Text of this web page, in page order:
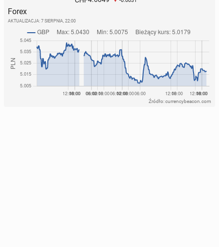
Forex
AKTUALIZACJA: 7 SIERPNIA, 22:00
Źródło: currencybeacon.com